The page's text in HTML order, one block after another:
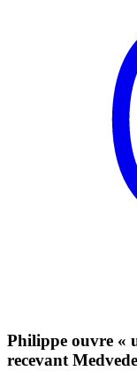
Philippe ouvre «
recevant